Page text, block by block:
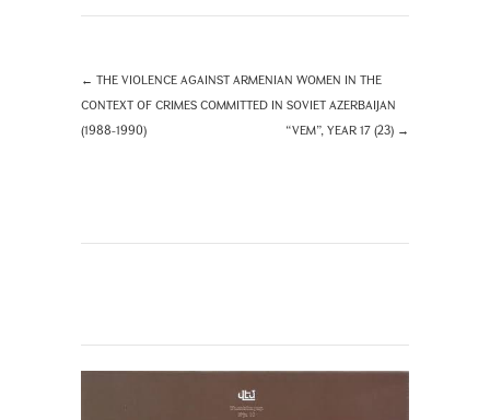
← THE VIOLENCE AGAINST ARMENIAN WOMEN IN THE
CONTEXT OF CRIMES COMMITTED IN SOVIET AZERBAIJAN
(1988-1990)
“VEM”, YEAR 17 (23) →